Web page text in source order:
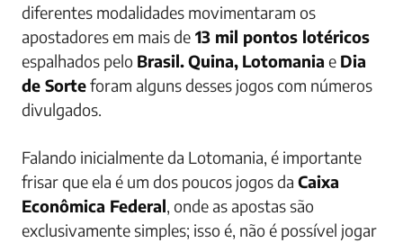
diferentes modalidades movimentaram os
apostadores em mais de 13 mil pontos lotéricos
espalhados pelo Brasil.Quina, Lotomania e Dia
de Sorteforam alguns desses jogos com números
divulgados.
Falando inicialmente da Lotomania, é importante
frisar que ela é um dos poucos jogos da Caixa
Econômica Federal, onde as apostas são
exclusivamente simples; isso é, não é possível jogar